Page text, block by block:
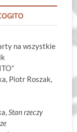
na wszystkie
Piotr Roszak,
Stan rzeczy